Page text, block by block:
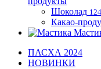
Шоколад 124
Какао-
ПАСХА 2024
НОВИНКИ